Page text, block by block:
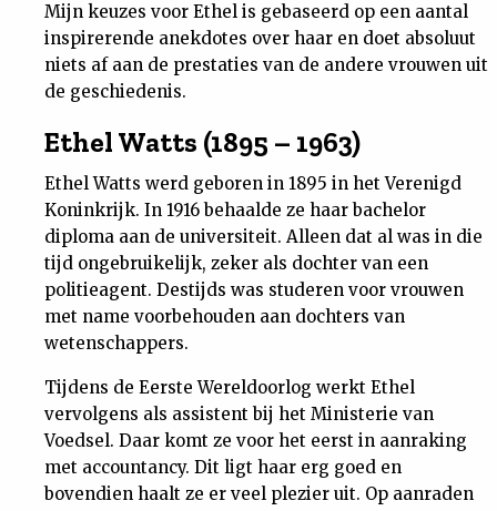
Mijn keuzes voor Ethel is gebaseerd op een aantal
inspirerende anekdotes over haar en doet absoluut
niets af aan de prestaties van de andere vrouwen uit
de geschiedenis.
Ethel Watts (1895 – 1963)
Ethel Watts werd geboren in 1895 in het Verenigd
Koninkrijk. In 1916 behaalde ze haar bachelor
diploma aan de universiteit. Alleen dat al was in die
tijd ongebruikelijk, zeker als dochter van een
politieagent. Destijds was studeren voor vrouwen
met name voorbehouden aan dochters van
wetenschappers.
Tijdens de Eerste Wereldoorlog werkt Ethel
vervolgens als assistent bij het Ministerie van
Voedsel. Daar komt ze voor het eerst in aanraking
met accountancy. Dit ligt haar erg goed en
bovendien haalt ze er veel plezier uit. Op aanraden